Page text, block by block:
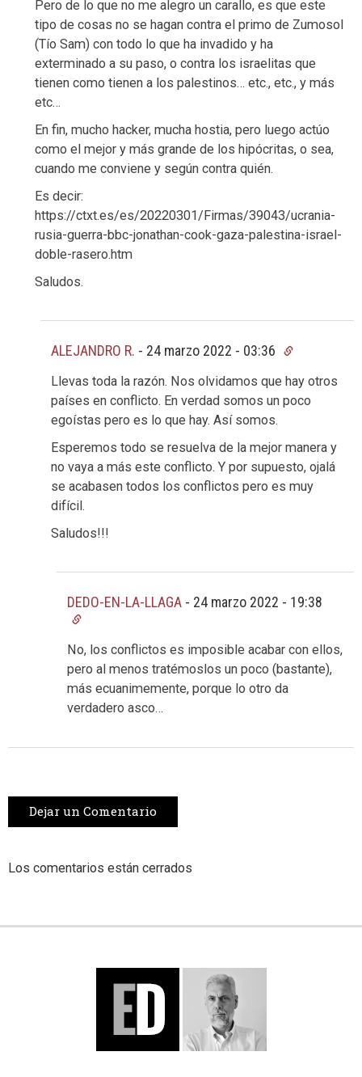
Pero de lo que no me alegro un carallo, es que este
tipo de cosas no se hagan contra el primo de Zumosol
(Tío Sam) con todo lo que ha invadido y ha
exterminado a su paso, o contra los israelitas que
tienen como tienen a los palestinos… etc., etc., y más
etc…
En fin, mucho hacker, mucha hostia, pero luego actúo
como el mejor y más grande de los hipócritas, o sea,
cuando me conviene y según contra quién.
Es decir:
https://ctxt.es/es/20220301/Firmas/39043/ucrania-
rusia-guerra-bbc-jonathan-cook-gaza-palestina-israel-
doble-rasero.htm
Saludos.
ALEJANDRO R. - 24 marzo 2022 - 03:36
Llevas toda la razón. Nos olvidamos que hay otros
países en conflicto. En verdad somos un poco
egoístas pero es lo que hay. Así somos.
Esperemos todo se resuelva de la mejor manera y
no vaya a más este conflicto. Y por supuesto, ojalá
se acabasen todos los conflictos pero es muy
difícil.
Saludos!!!
DEDO-EN-LA-LLAGA - 24 marzo 2022 - 19:38
No, los conflictos es imposible acabar con ellos,
pero al menos tratémoslos un poco (bastante),
más ecuanimemente, porque lo otro da
verdadero asco…
Dejar un Comentario
Los comentarios están cerrados